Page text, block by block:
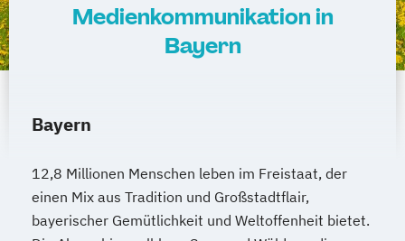
Medienkommunikation in
Bayern
Bayern
12,8 Millionen Menschen leben im Freistaat, der
einen Mix aus Tradition und Großstadtflair,
bayerischer Gemütlichkeit und Weltoffenheit bietet.